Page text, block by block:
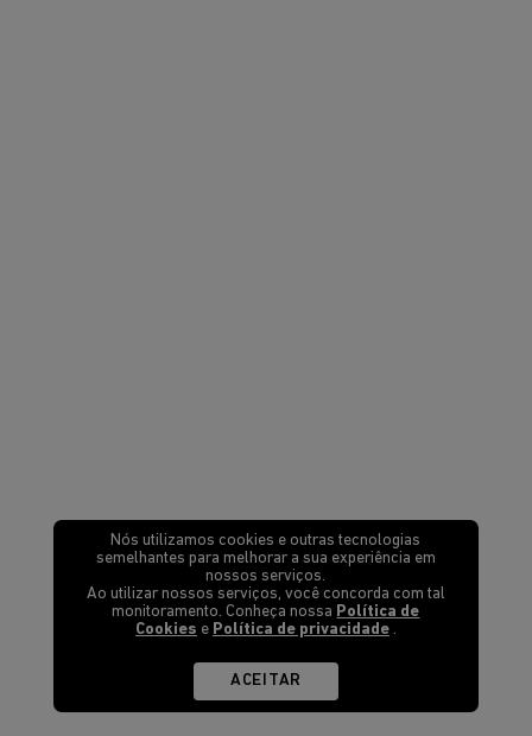
Nós utilizamos cookies e outras tecnologias
semelhantes para melhorar a sua experiência em
nossos serviços.
Ao utilizar nossos serviços, você concorda com tal
monitoramento. Conheça nossa Política de
Cookies e Política de privacidade.
ACEITAR